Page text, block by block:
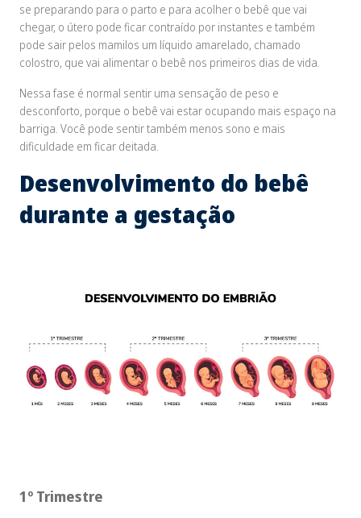
se preparando para o parto e para acolher o bebê que vai
chegar, o útero pode ficar contraído por instantes e também
pode sair pelos mamilos um líquido amarelado, chamado
colostro, que vai alimentar o bebê nos primeiros dias de vida.
Nessa fase é normal sentir uma sensação de peso e
desconforto, porque o bebê vai estar ocupando mais espaço na
barriga. Você pode sentir também menos sono e mais
dificuldade em ficar deitada.
Desenvolvimento do bebê
durante a gestação
1º Trimestre